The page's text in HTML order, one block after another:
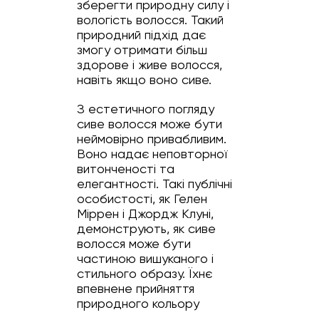
зберегти природну силу і
вологість волосся. Такий
природний підхід дає
змогу отримати більш
здорове і живе волосся,
навіть якщо воно сиве.
З естетичного погляду
сиве волосся може бути
неймовірно привабливим.
Воно надає неповторної
витонченості та
елегантності. Такі публічні
особистості, як Гелен
Міррен і Джордж Клуні,
демонструють, як сиве
волосся може бути
частиною вишуканого і
стильного образу. Їхнє
впевнене прийняття
природного кольору